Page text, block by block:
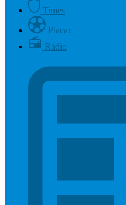
Times
Placar
Rádio